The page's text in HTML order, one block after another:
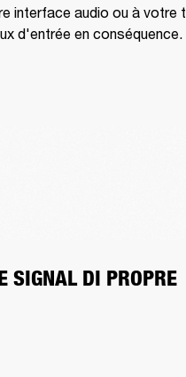
interface audio ou à votre
d'entrée en conséquence.
SIGNAL DI PROPRE